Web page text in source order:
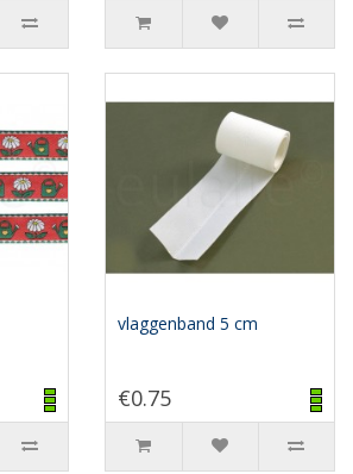
vlaggenband 5 cm
€0.75